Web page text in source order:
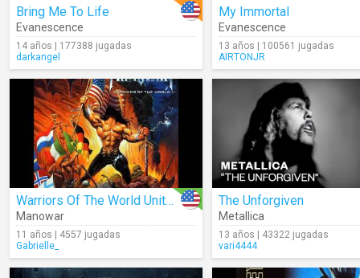
Bring Me To Life
Evanescence
14 años | 177388 jugadas
darkangel
My Immortal
Evanescence
13 años | 100561 jugadas
AIRTONJR
Warriors Of The World United (Audio)
Manowar
11 años | 4557 jugadas
Gabrielle_
The Unforgiven
Metallica
13 años | 43322 jugadas
vari4444